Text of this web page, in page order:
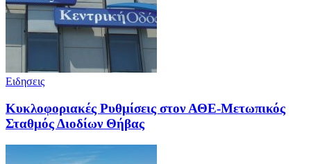
Ειδησεις
Κυκλοφοριακές Ρυθμίσεις στον ΑΘΕ-Μετωπικός
Σταθμός Διοδίων Θήβας